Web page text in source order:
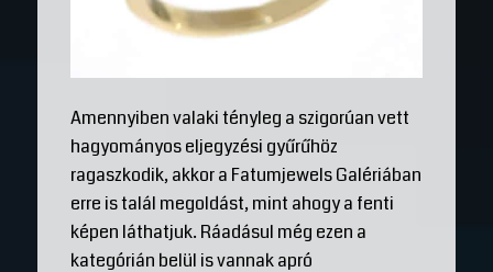
Amennyiben valaki tényleg a szigorúan vett
hagyományos eljegyzési gyűrűhöz
ragaszkodik, akkor a Fatumjewels Galériában
erre is talál megoldást, mint ahogy a fenti
képen láthatjuk. Ráadásul még ezen a
kategórián belül is vannak apró